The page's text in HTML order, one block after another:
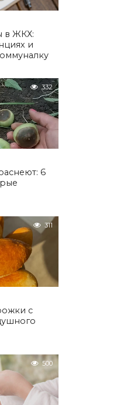
в ЖКХ:
и
332
6
311
с
500